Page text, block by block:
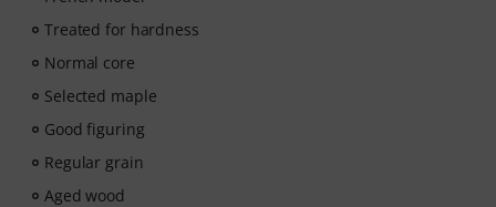
Treated for hardness
Normal core
Selected maple
Good figuring
Regular grain
Aged wood